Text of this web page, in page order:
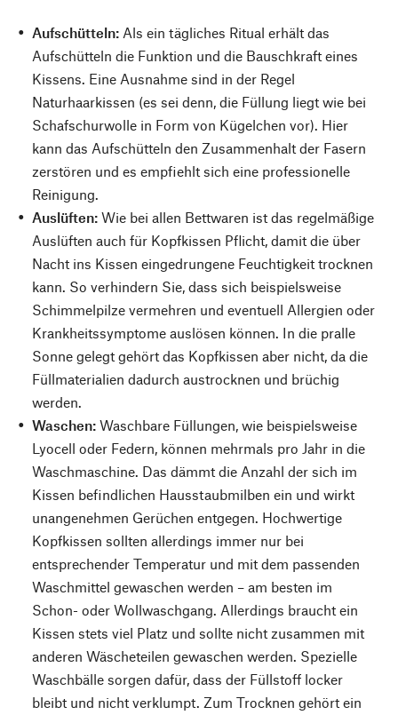
Aufschütteln: Als ein tägliches Ritual erhält das
Aufschütteln die Funktion und die Bauschkraft eines
Kissens. Eine Ausnahme sind in der Regel
Naturhaarkissen (es sei denn, die Füllung liegt wie bei
Schafschurwolle in Form von Kügelchen vor). Hier
kann das Aufschütteln den Zusammenhalt der Fasern
zerstören und es empfiehlt sich eine professionelle
Reinigung.
Auslüften: Wie bei allen Bettwaren ist das regelmäßige
Auslüften auch für Kopfkissen Pflicht, damit die über
Nacht ins Kissen eingedrungene Feuchtigkeit trocknen
kann. So verhindern Sie, dass sich beispielsweise
Schimmelpilze vermehren und eventuell Allergien oder
Krankheitssymptome auslösen können. In die pralle
Sonne gelegt gehört das Kopfkissen aber nicht, da die
Füllmaterialien dadurch austrocknen und brüchig
werden.
Waschen: Waschbare Füllungen, wie beispielsweise
Lyocell oder Federn, können mehrmals pro Jahr in die
Waschmaschine. Das dämmt die Anzahl der sich im
Kissen befindlichen Hausstaubmilben ein und wirkt
unangenehmen Gerüchen entgegen. Hochwertige
Kopfkissen sollten allerdings immer nur bei
entsprechender Temperatur und mit dem passenden
Waschmittel gewaschen werden – am besten im
Schon- oder Wollwaschgang. Allerdings braucht ein
Kissen stets viel Platz und sollte nicht zusammen mit
anderen Wäscheteilen gewaschen werden. Spezielle
Waschbälle sorgen dafür, dass der Füllstoff locker
bleibt und nicht verklumpt. Zum Trocknen gehört ein